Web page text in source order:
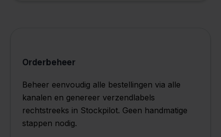
Orderbeheer
Beheer eenvoudig alle bestellingen via alle
kanalen en genereer verzendlabels
rechtstreeks in Stockpilot. Geen handmatige
stappen nodig.